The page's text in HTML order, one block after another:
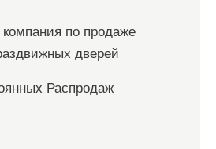
по продаже
дверей
Распродаж